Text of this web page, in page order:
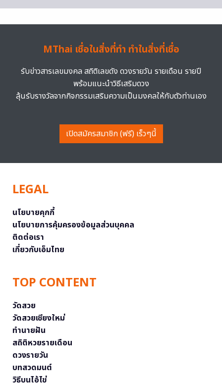
MThai เชื่อในสิ่งที่ทำ ทำในสิ่งที่เชื่อ
รับข่าวสารเลขมงคล สถิติเลขดัง ดวงรายวัน รายเดือน รายปี
พร้อมแนะนำวิธีเสริมดวง
ลุ้นรับรางวัลจากกิจกรรมเสริมความเป็นมงคลให้กับตัวท่านเอง
เปิดสมัครสมาชิก (ฟรี) เร็วๆนี้
LEGAL
นโยบายคุกกี้
นโยบายการคุ้มครองข้อมูลส่วนบุคคล
ติดต่อเรา
เกี่ยวกับเอ็มไทย
TOP CONTENT
วัดสวย
วัดสวยเชียงใหม่
ทำนายฝัน
สถิติหวยรายเดือน
ดวงรายวัน
บทสวดมนต์
วิธีบนไอ้ไข่